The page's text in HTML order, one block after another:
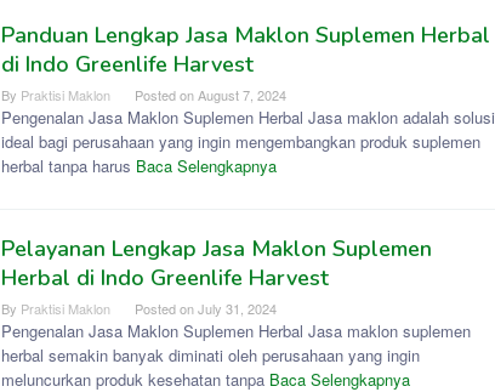
Panduan Lengkap Jasa Maklon Suplemen Herbal
di Indo Greenlife Harvest
By Praktisi Maklon Posted onAugust 7, 2024
Pengenalan Jasa Maklon Suplemen Herbal Jasa maklon adalah solusi
ideal bagi perusahaan yang ingin mengembangkan produk suplemen
herbal tanpa harus Baca Selengkapnya
Pelayanan Lengkap Jasa Maklon Suplemen
Herbal di Indo Greenlife Harvest
By Praktisi Maklon Posted onJuly 31, 2024
Pengenalan Jasa Maklon Suplemen Herbal Jasa maklon suplemen
herbal semakin banyak diminati oleh perusahaan yang ingin
meluncurkan produk kesehatan tanpa Baca Selengkapnya